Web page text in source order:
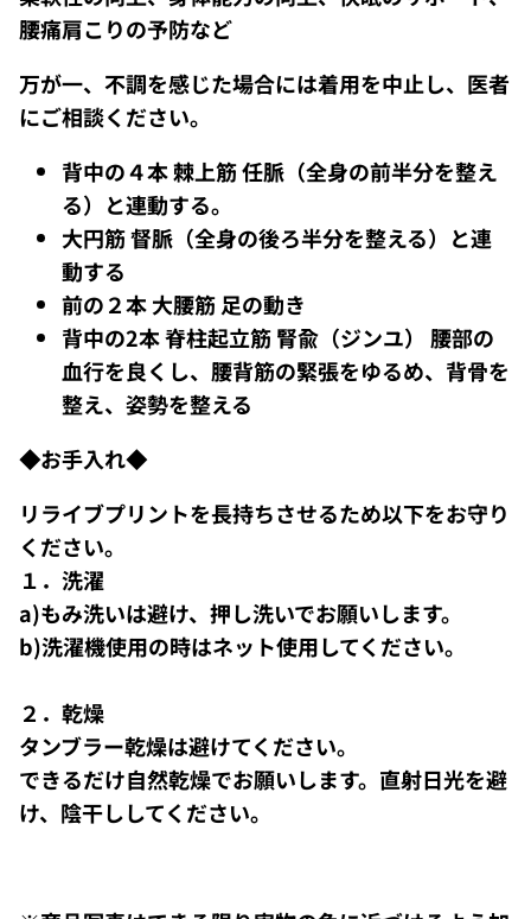
腰痛肩こりの予防など
万が一、不調を感じた場合には着用を中止し、医者
にご相談ください。
背中の４本 棘上筋 任脈（全身の前半分を整え
る）と連動する。
大円筋 督脈（全身の後ろ半分を整える）と連
動する
前の２本 大腰筋 足の動き
背中の2本 脊柱起立筋 腎兪（ジンユ） 腰部の
血行を良くし、腰背筋の緊張をゆるめ、背骨を
整え、姿勢を整える
◆お手入れ◆
リライブプリントを長持ちさせるため以下をお守り
ください。
１．洗濯
a)もみ洗いは避け、押し洗いでお願いします。
b)洗濯機使用の時はネット使用してください。
２．乾燥
タンブラー乾燥は避けてください。
できるだけ自然乾燥でお願いします。直射日光を避
け、陰干ししてください。